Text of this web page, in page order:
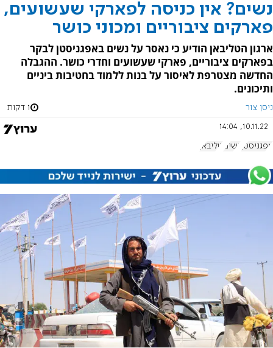
נשים? אין כניסה לפארקי שעשועים,
פארקים ציבוריים ומכוני כושר
ארגון הטליבאן הודיע כי נאסר על נשים באפגניסטן לבקר
בפארקים ציבוריים, פארקי שעשועים וחדרי כושר. ההגבלה
החדשה מצטרפת לאיסור על בנות ללמוד בחטיבות ביניים
ותיכונים.
ניסן צור 1 דקות
10.11.22, 14:04
אפגניסטן נשים טליבאן